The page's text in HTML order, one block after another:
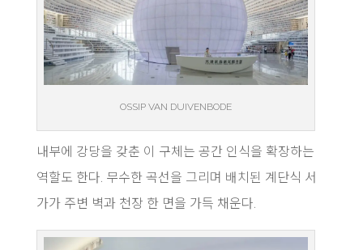
OSSIP VAN DUIVENBODE
내부에 강당을 갖춘 이 구체는 공간 인식을 확장하는
역할도 한다. 무수한 곡선을 그리며 배치된 계단식 서
가가 주변 벽과 천장 한 면을 가득 채운다.